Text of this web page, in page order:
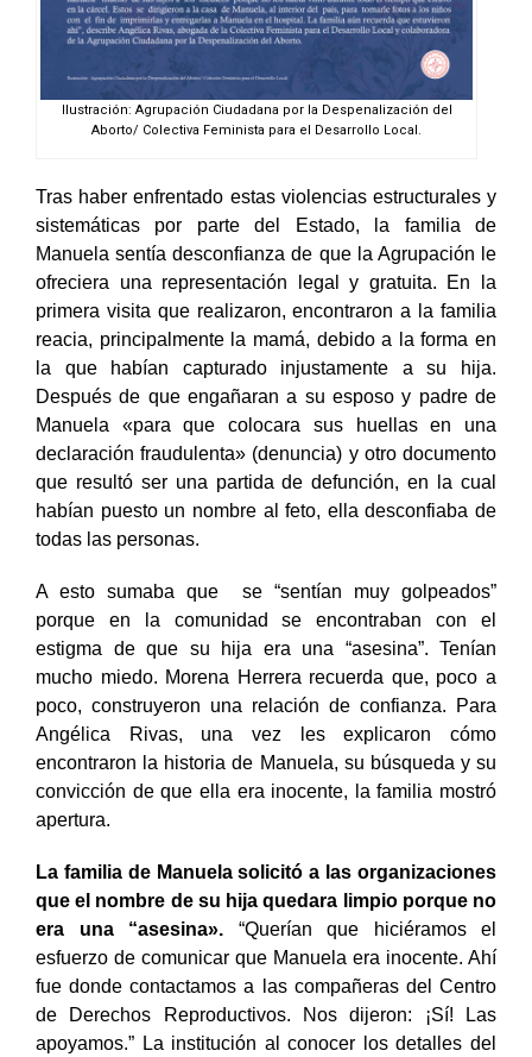
Ilustración: Agrupación Ciudadana por la Despenalización del
Tras haber enfrentado estas violencias estructurales y
sistemáticas por parte del Estado, la familia de
Manuela sentía desconfianza de que la Agrupación le
ofreciera una representación legal y gratuita. En la
primera visita que realizaron, encontraron a la familia
reacia, principalmente la mamá, debido a la forma en
la que habían capturado injustamente a su hija.
Después de que engañaran a su esposo y padre de
Manuela «para que colocara sus huellas en una
declaración fraudulenta» (denuncia) y otro documento
que resultó ser una partida de defunción, en la cual
habían puesto un nombre al feto, ella desconfiaba de
todas las personas.
A esto sumaba que se “sentían muy golpeados”
porque en la comunidad se encontraban con el
estigma de que su hija era una “asesina”. Tenían
mucho miedo. Morena Herrera recuerda que, poco a
poco, construyeron una relación de confianza. Para
Angélica Rivas, una vez les explicaron cómo
encontraron la historia de Manuela, su búsqueda y su
convicción de que ella era inocente, la familia mostró
apertura.
La familia de Manuela solicitó a las organizaciones
que el nombre de su hija quedara limpio porque no
“Querían que hiciéramos el
esfuerzo de comunicar que Manuela era inocente. Ahí
fue donde contactamos a las compañeras del Centro
de Derechos Reproductivos. Nos dijeron: ¡Sí! Las